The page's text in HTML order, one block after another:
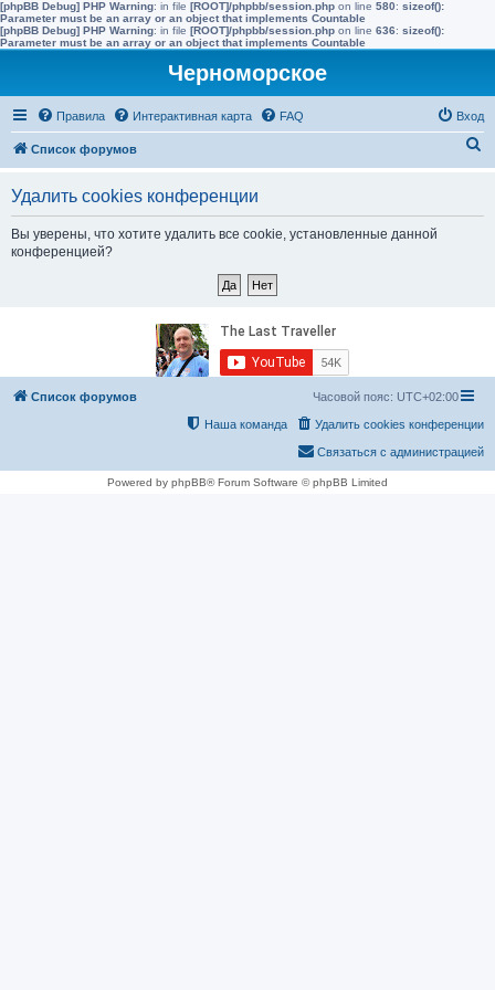
[phpBB Debug] PHP Warning: in file [ROOT]/phpbb/session.php on line 580: sizeof():
Parameter must be an array or an object that implements Countable
[phpBB Debug] PHP Warning: in file [ROOT]/phpbb/session.php on line 636: sizeof():
Parameter must be an array or an object that implements Countable
Черноморское
Правила Интерактивная карта FAQ Вход
Список форумов
Удалить cookies конференции
Вы уверены, что хотите удалить все cookie, установленные данной
конференцией?
Список форумов Часовой пояс: UTC+02:00
Удалить cookies конференции
Наша команда
Связаться с администрацией
Powered by phpBB® Forum Software © phpBB Limited